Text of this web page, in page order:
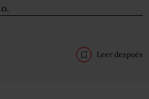
Leer después